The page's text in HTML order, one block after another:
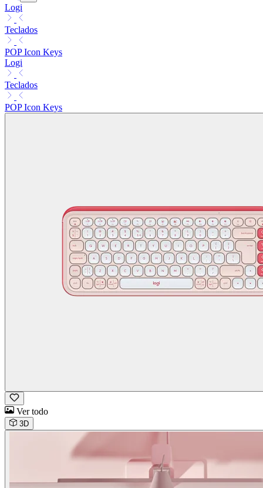
Logi
Teclados
POP Icon Keys
Logi
Teclados
POP Icon Keys
Ver todo
3D